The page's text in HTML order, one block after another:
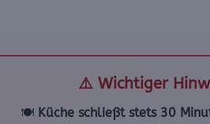
⚠️ Wichtiger
🍽️ Küche schließt stets 30